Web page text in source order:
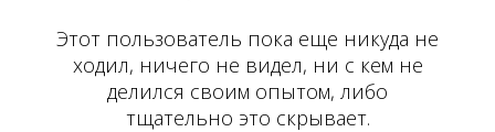
Этот пользователь пока еще никуда не
ходил, ничего не видел, ни с кем не
делился своим опытом, либо
тщательно это скрывает.